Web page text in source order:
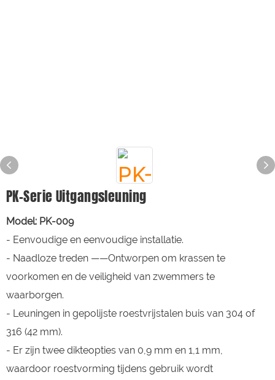
PK-Serie Uitgangsleuning
Model: PK-009
- Eenvoudige en eenvoudige installatie.
- Naadloze treden ——Ontworpen om krassen te
voorkomen en de veiligheid van zwemmers te
waarborgen.
- Leuningen in gepolijste roestvrijstalen buis van 304 of
316 (42 mm).
- Er zijn twee dikteopties van 0,9 mm en 1,1 mm,
waardoor roestvorming tijdens gebruik wordt